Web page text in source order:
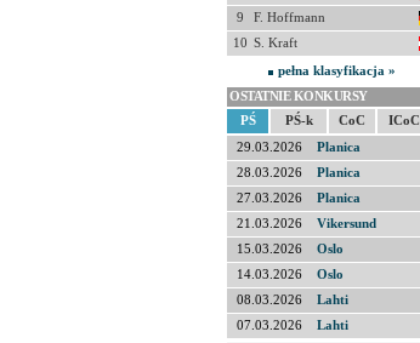
9
F. Hoffmann
10 S. Kraft
pełna klasyfikacja »
OSTATNIE KONKURSY
PŚ
PŚ-k CoC ICoC
29.03.2026
Planica
28.03.2026
Planica
27.03.2026
Planica
21.03.2026
Vikersund
15.03.2026
Oslo
14.03.2026
Oslo
08.03.2026
Lahti
07.03.2026
Lahti